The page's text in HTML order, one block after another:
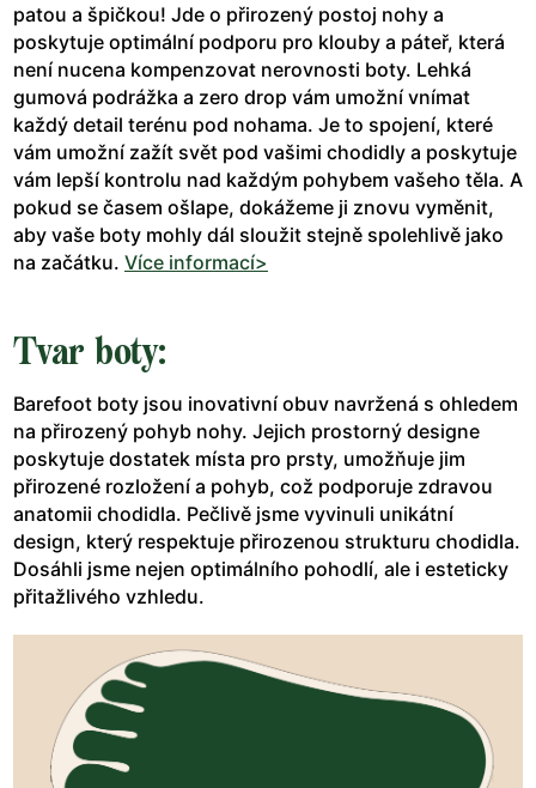
patou a špičkou! Jde o přirozený postoj nohy a
poskytuje optimální podporu pro klouby a páteř, která
není nucena kompenzovat nerovnosti boty. Lehká
gumová podrážka a zero drop vám umožní vnímat
každý detail terénu pod nohama. Je to spojení, které
vám umožní zažít svět pod vašimi chodidly a poskytuje
vám lepší kontrolu nad každým pohybem vašeho těla. A
pokud se časem ošlape, dokážeme ji znovu vyměnit,
aby vaše boty mohly dál sloužit stejně spolehlivě jako
na začátku. Více informací>
Tvar boty:
Barefoot boty jsou inovativní obuv navržená s ohledem
na přirozený pohyb nohy. Jejich prostorný designe
poskytuje dostatek místa pro prsty, umožňuje jim
přirozené rozložení a pohyb, což podporuje zdravou
anatomii chodidla. Pečlivě jsme vyvinuli unikátní
design, který respektuje přirozenou strukturu chodidla.
Dosáhli jsme nejen optimálního pohodlí, ale i esteticky
přitažlivého vzhledu.